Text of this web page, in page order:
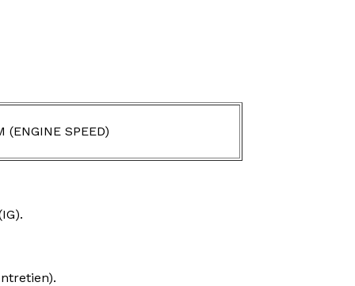
(ENGINE SPEED)